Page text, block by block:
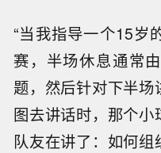
“当我指导一个15岁
赛，半场休息通常
题，然后针对下半
图去讲话时，那个
队友在讲了：如何